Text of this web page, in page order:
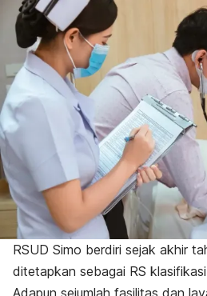
RSUD Simo berdiri sejak akhir
ditetapkan sebagai RS
Adapun sejumlah fasilitas dan